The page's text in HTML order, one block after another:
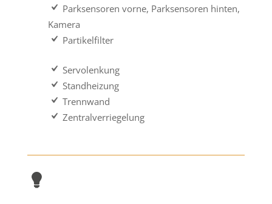
Parksensoren vorne, Parksensoren hinten,
Kamera
Partikelfilter
Servolenkung
Standheizung
Trennwand
Zentralverriegelung